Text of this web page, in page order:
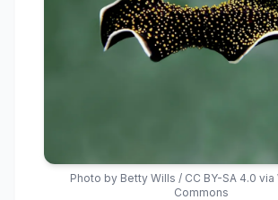
Photo by Betty Wills / CC BY-SA 4.0 via
Commons